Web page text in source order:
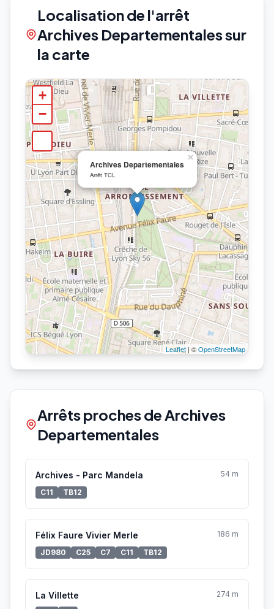
Localisation de l'arrêt
Archives Departementales sur
la carte
Archives Departementales
Arrêt TCL
×
+
−
Leaflet | ©OpenStreetMap
Arrêts proches de Archives
Departementales
Archives - Parc Mandela
54 m
C11
TB12
Félix Faure Vivier Merle
186 m
JD980
C25 C7 C11 TB12
La Villette
274 m